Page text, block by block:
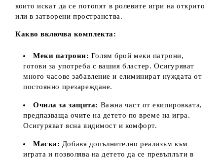
които искат да се потопят в ролевите игри на открито
или в затворени пространства.
Какво включва комплекта:
Меки патрони: Голям брой меки патрони,
готови за употреба с вашия бластер. Осигуряват
много часове забавление и елиминират нуждата от
постоянно презареждане.
Очила за защита: Важна част от екипировката,
предпазваща очите на детето по време на игра.
Осигуряват ясна видимост и комфорт.
Маска: Добавя допълнително реализъм към
играта и позволява на детето да се превъплъти в